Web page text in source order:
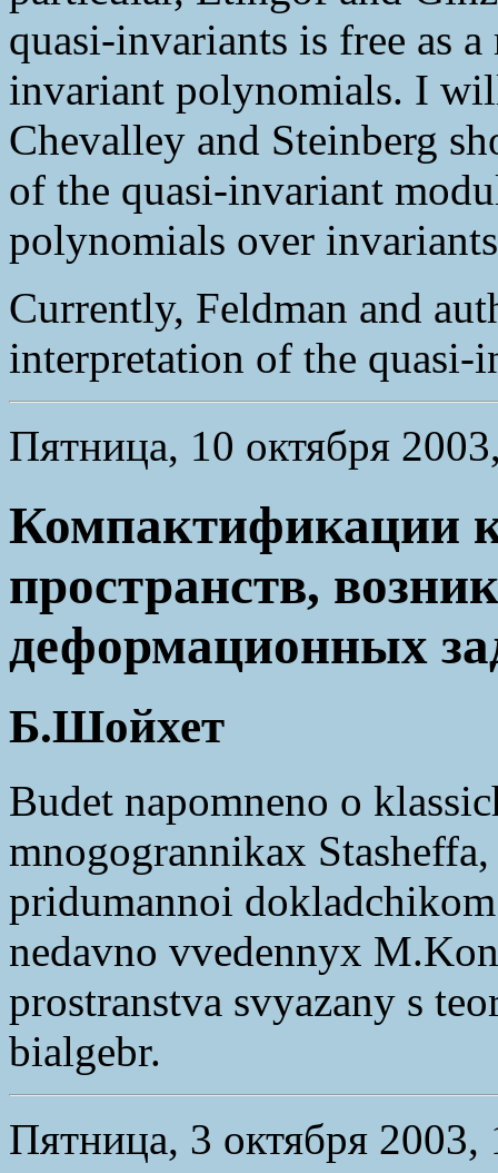
quasi-invariants is free as
invariant polynomials. I
Chevalley and Steinberg
of the quasi-invariant
polynomials over
Currently, Feldman and
interpretation of the
Пятница, 10 октября
Компактификации
пространств,
деформационных
Б.Шойхет
Budet napomneno o
mnogogrannikax
pridumannoi
nedavno vvedennyx
prostranstva svyazany s
bialgebr.
Пятница, 3 октября 2003,